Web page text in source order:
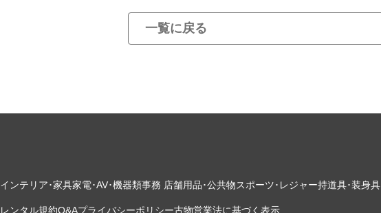
一覧に戻る
インテリア･家具家電･AV･機器類事務 店舗用品･公共物スポーツ･レジャー持道具･装身具
レンタル規約Q&Aプライバシーポリシー古物営業法に基づく表示